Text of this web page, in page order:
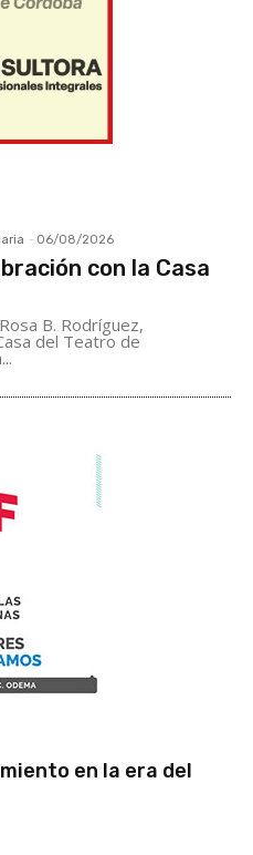
- 06/08/2026
con la Casa
B. Rodríguez,
del Teatro de
en la era del